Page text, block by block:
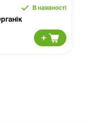
В наявності